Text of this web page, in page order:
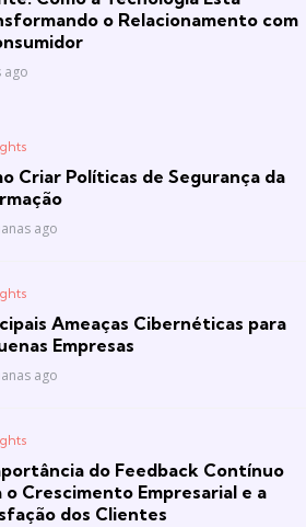
o Relacionamento com
ago
Criar Políticas de Segurança da
ago
Ameaças Cibernéticas para
Empresas
ago
do Feedback Contínuo
o Crescimento Empresarial e a
dos Clientes